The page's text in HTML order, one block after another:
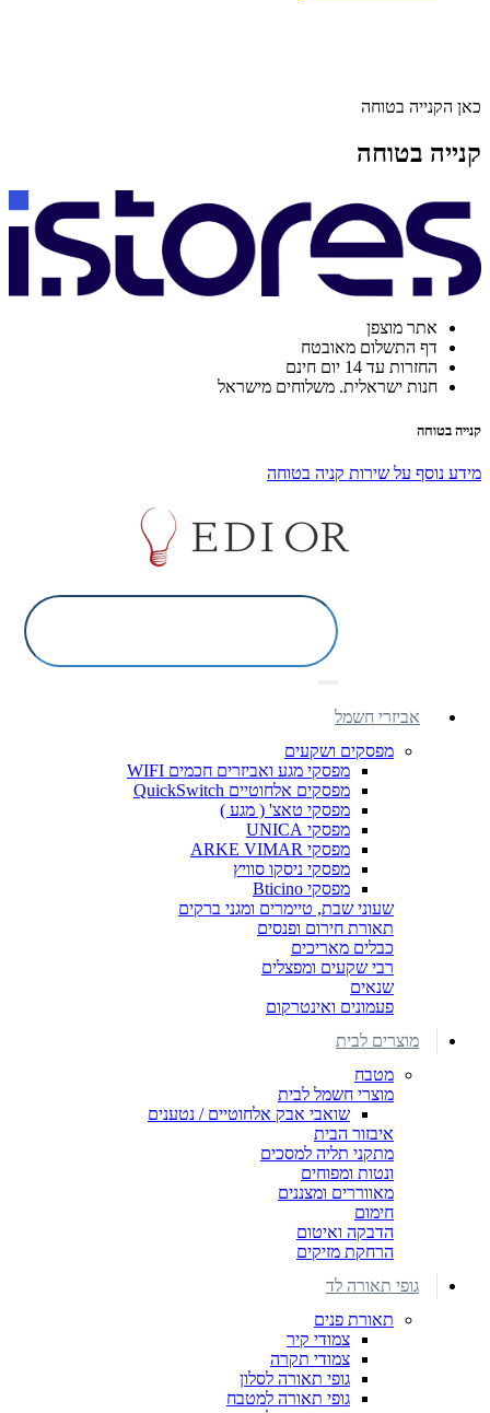
כאן הקנייה בטוחה
קנייה בטוחה
אתר מוצפן
דף התשלום מאובטח
החזרות עד 14 יום חינם
חנות ישראלית. משלוחים מישראל
קנייה בטוחה
מידע נוסף על שירות קניה בטוחה
אביזרי חשמל
מפסקים ושקעים
מפסקי מגע ואביזרים חכמים WIFI
מפסקים אלחוטיים QuickSwitch
מפסקי טאצ' ( מגע )
מפסקי UNICA
מפסקי ARKE VIMAR
מפסקי ניסקו סוויץ
מפסקי Bticino
שעוני שבת, טיימרים ומגני ברקים
תאורת חירום ופנסים
כבלים מאריכים
רבי שקעים ומפצלים
שנאים
פעמונים ואינטרקום
מוצרים לבית
מטבח
מוצרי חשמל לבית
שואבי אבק אלחוטיים / נטענים
איבזור הבית
מתקני תליה למסכים
ונטות ומפוחים
מאווררים ומצננים
חימום
הדבקה ואיטום
הרחקת מזיקים
גופי תאורה לד
תאורת פנים
צמודי קיר
צמודי תקרה
גופי תאורה לסלון
גופי תאורה למטבח